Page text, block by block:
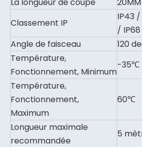
Classement IP
IP43
/
Angle de faisceau
120
Température,
Fonctionnement, Minimum
-35℃
Température,
Fonctionnement,
Maximum
60℃
Longueur maximale
recommandée
5